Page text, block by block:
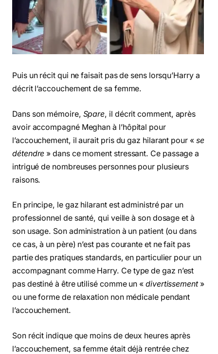
Puis un récit qui ne faisait pas de sens lorsqu’Harry a
décrit l’accouchement de sa femme.
Dans son mémoire, Spare, il décrit comment, après
avoir accompagné Meghan à l’hôpital pour
l’accouchement, il aurait pris du gaz hilarant pour « se
détendre » dans ce moment stressant. Ce passage a
intrigué de nombreuses personnes pour plusieurs
raisons.
En principe, le gaz hilarant est administré par un
professionnel de santé, qui veille à son dosage et à
son usage. Son administration à un patient (ou dans
ce cas, à un père) n’est pas courante et ne fait pas
partie des pratiques standards, en particulier pour un
accompagnant comme Harry. Ce type de gaz n’est
pas destiné à être utilisé comme un « divertissement»
ou une forme de relaxation non médicale pendant
l’accouchement.
Son récit indique que moins de deux heures après
l’accouchement, sa femme était déjà rentrée chez